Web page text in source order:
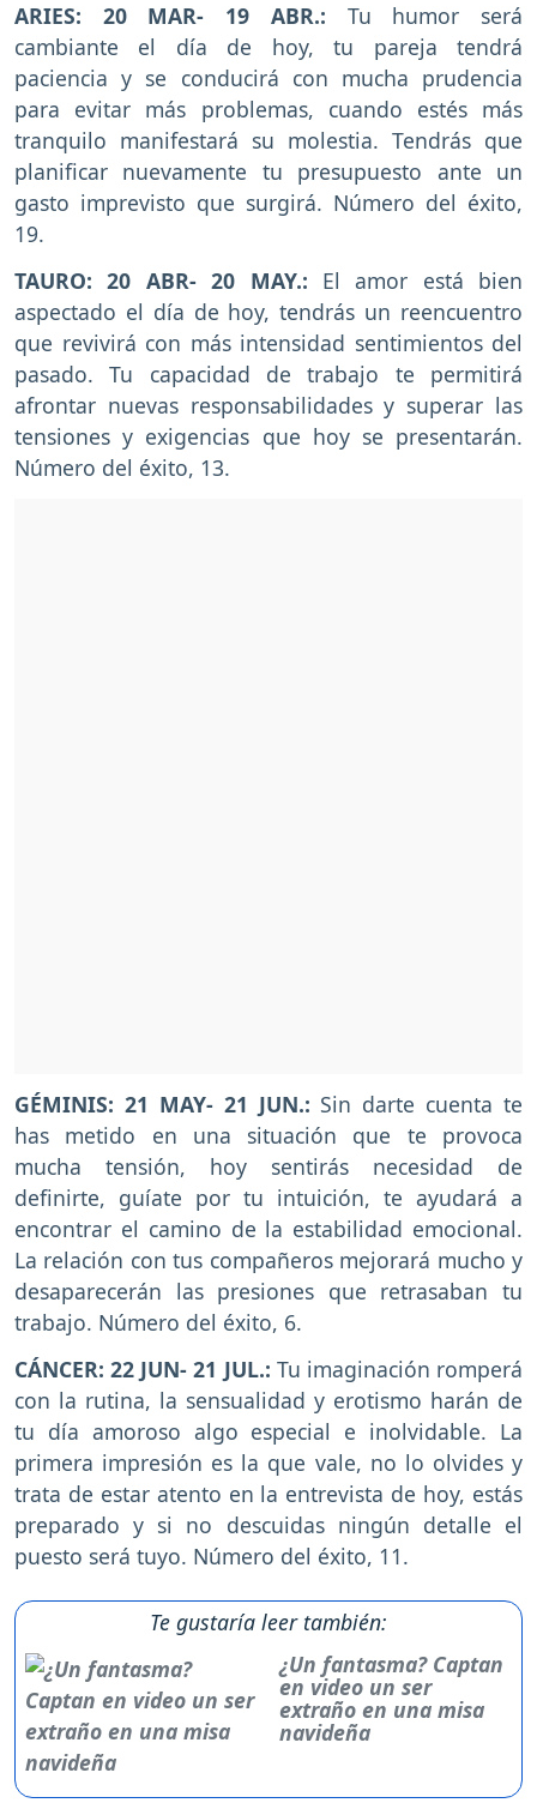
ARIES: 20 MAR- 19 ABR.: Tu humor será
cambiante el día de hoy, tu pareja tendrá
paciencia y se conducirá con mucha prudencia
para evitar más problemas, cuando estés más
tranquilo manifestará su molestia. Tendrás que
planificar nuevamente tu presupuesto ante un
gasto imprevisto que surgirá. Número del éxito,
19.
TAURO: 20 ABR- 20 MAY.: El amor está bien
aspectado el día de hoy, tendrás un reencuentro
que revivirá con más intensidad sentimientos del
pasado. Tu capacidad de trabajo te permitirá
afrontar nuevas responsabilidades y superar las
tensiones y exigencias que hoy se presentarán.
Número del éxito, 13.
GÉMINIS: 21 MAY- 21 JUN.: Sin darte cuenta te
has metido en una situación que te provoca
mucha tensión, hoy sentirás necesidad de
definirte, guíate por tu intuición, te ayudará a
encontrar el camino de la estabilidad emocional.
La relación con tus compañeros mejorará mucho y
desaparecerán las presiones que retrasaban tu
trabajo. Número del éxito, 6.
CÁNCER: 22 JUN- 21 JUL.: Tu imaginación romperá
con la rutina, la sensualidad y erotismo harán de
tu día amoroso algo especial e inolvidable. La
primera impresión es la que vale, no lo olvides y
trata de estar atento en la entrevista de hoy, estás
preparado y si no descuidas ningún detalle el
puesto será tuyo. Número del éxito, 11.
Te gustaría leer también:
¿Un fantasma? Captan
en video un ser
extraño en una misa
navideña